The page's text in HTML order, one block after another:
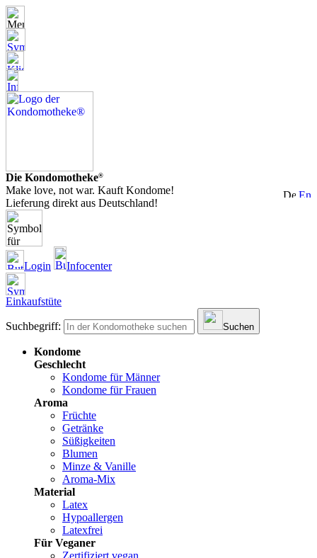
Die Kondomotheke®
Make love, not war. Kauft Kondome!
Lieferung direkt aus Deutschland!
Login Infocenter
Einkaufstüte
Suchbegriff: Suchen
Kondome
Geschlecht
Kondome für Männer
Kondome für Frauen
Aroma
Früchte
Getränke
Süßigkeiten
Blumen
Minze & Vanille
Aroma-Mix
Material
Latex
Hypoallergen
Latexfrei
Für Veganer
Zertifiziert vegan